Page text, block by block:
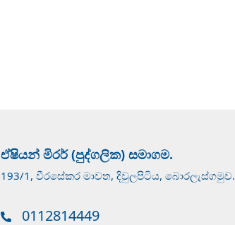
ඒෂියන් මිරර් (පුද්ගලික) සමාගම.
193/1, වීරසේකර මාවත, දිවුලපිටිය, බොරලැස්ගමුව.
0112814449